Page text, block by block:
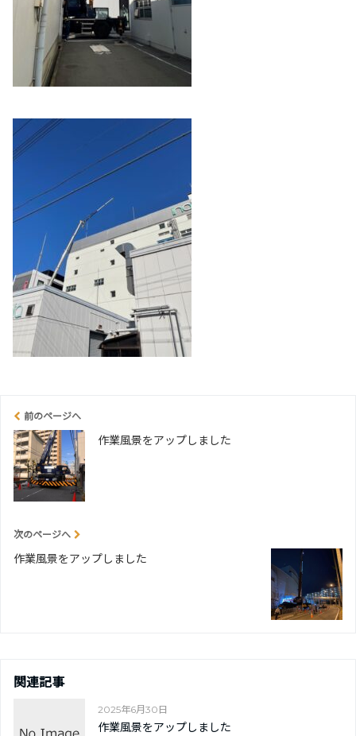
前のページへ
作業風景をアップしました
次のページへ
作業風景をアップしました
関連記事
2025年6月30日
作業風景をアップしました